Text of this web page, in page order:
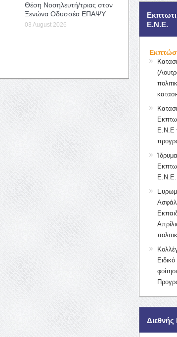
Θέση Νοσηλευτή/τριας στον
Ξενώνα Οδυσσέα ΕΠΑΨΥ
03 August 2026
Ε.Ν.Ε.
Ε.Ν.Ε
Ε.Ν.Ε.
Διεθνής